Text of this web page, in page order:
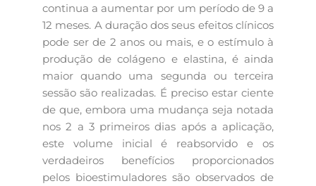
continua a aumentar por um período de 9 a
12 meses. A duração dos seus efeitos clínicos
pode ser de 2 anos ou mais, e o estímulo à
produção de colágeno e elastina, é ainda
maior quando uma segunda ou terceira
sessão são realizadas. É preciso estar ciente
de que, embora uma mudança seja notada
nos 2 a 3 primeiros dias após a aplicação,
este volume inicial é reabsorvido e os
verdadeiros benefícios proporcionados
pelos bioestimuladores são observados de